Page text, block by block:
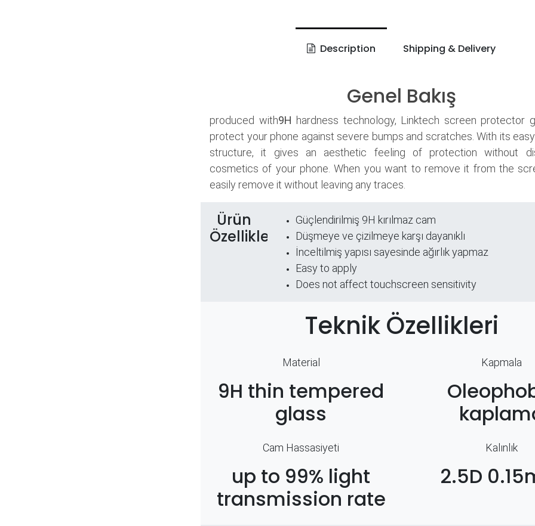
Description Shipping & Delivery
Genel Bakış
produced with9H hardness technology, Linktech screen protector
protect your phone against severe bumps and scratches. With its
structure, it gives an aesthetic feeling of protection without
cosmetics of your phone. When you want to remove it from the
easily remove it without leaving any traces.
Ürün
Özellikleri
Güçlendirilmiş 9H kırılmaz cam
Düşmeye ve çizilmeye karşı dayanıklı
İnceltilmiş yapısı sayesinde ağırlık yapmaz
Easy to apply
Does not affect touchscreen sensitivity
Teknik Özellikleri
Material
9H thin tempered
glass
Kapmala
Cam Hassasiyeti
up to 99% light
transmission rate
Kalınlık
2.5D